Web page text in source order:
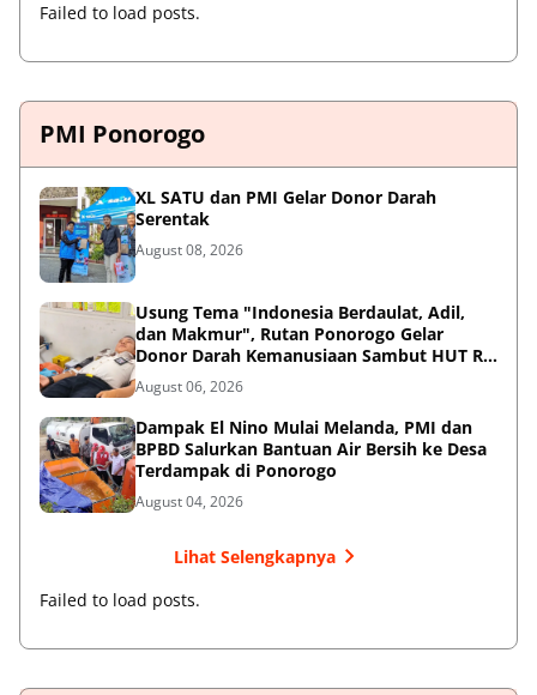
Failed to load posts.
PMI Ponorogo
XL SATU dan PMI Gelar Donor Darah
Serentak
August 08, 2026
Usung Tema "Indonesia Berdaulat, Adil,
dan Makmur", Rutan Ponorogo Gelar
Donor Darah Kemanusiaan Sambut HUT RI
ke-81
August 06, 2026
Dampak El Nino Mulai Melanda, PMI dan
BPBD Salurkan Bantuan Air Bersih ke Desa
Terdampak di Ponorogo
August 04, 2026
Lihat Selengkapnya
Failed to load posts.